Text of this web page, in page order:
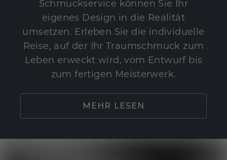
Schmuckservice können Sie Ihr
eigenes Design in die Realität
umsetzen. Erleben Sie die individuelle
Reise, auf der Ihr Traumschmuck zum
Leben erweckt wird, vom Entwurf bis
zum fertigen Meisterwerk.
MEHR LESEN